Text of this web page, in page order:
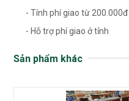
- Tính phí giao từ
- Hỗ trợ phí giao ở tỉnh
Sản phẩm khác